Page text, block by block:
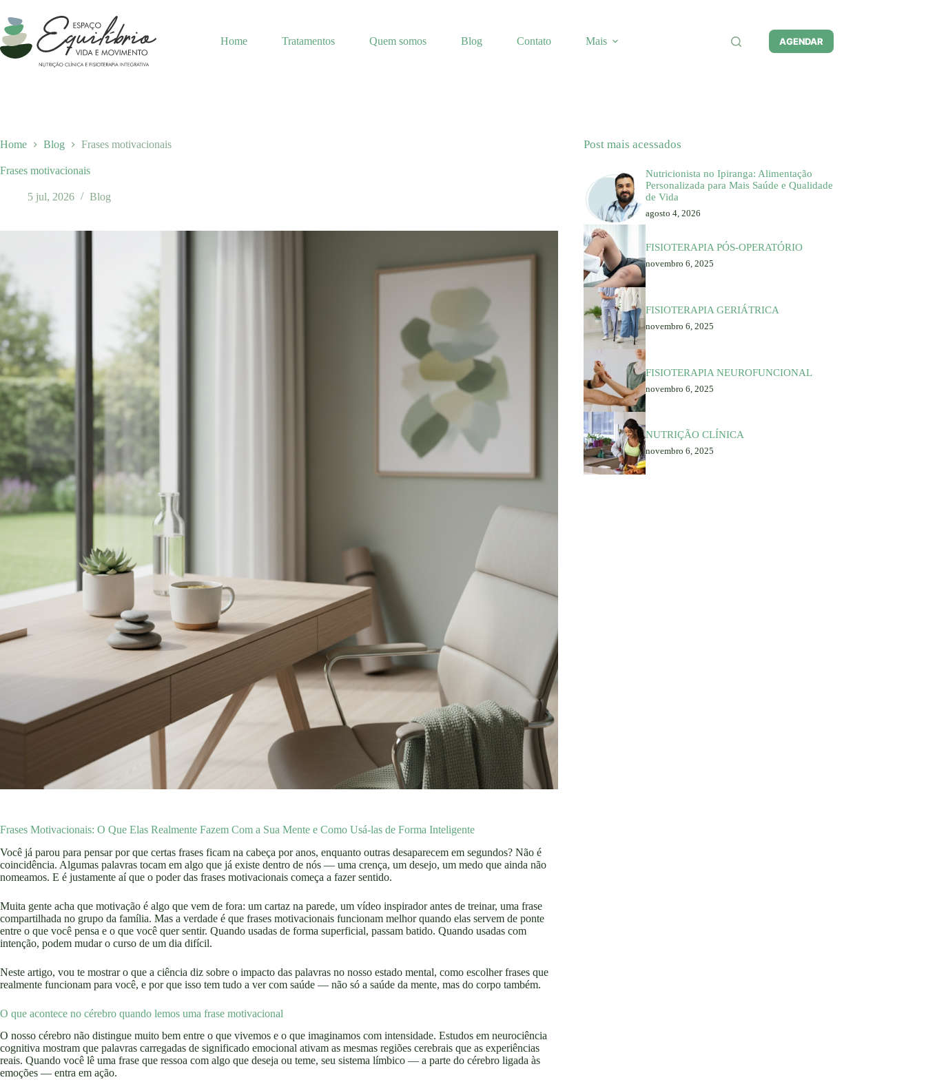
para
o
conteúdo
Home Tratamentos Quem somos Blog Contato Mais AGENDAR
Home Blog Frases motivacionais
Frases motivacionais
5 jul, 2026 Blog
Frases Motivacionais: O Que Elas Realmente Fazem Com a Sua Mente e Como Usá-las de Forma Inteligente
Você já parou para pensar por que certas frases ficam na cabeça por anos, enquanto outras desaparecem em segundos? Não é
coincidência. Algumas palavras tocam em algo que já existe dentro de nós — uma crença, um desejo, um medo que ainda não
nomeamos. E é justamente aí que o poder das frases motivacionais começa a fazer sentido.
Muita gente acha que motivação é algo que vem de fora: um cartaz na parede, um vídeo inspirador antes de treinar, uma frase
compartilhada no grupo da família. Mas a verdade é que frases motivacionais funcionam melhor quando elas servem de ponte
entre o que você pensa e o que você quer sentir. Quando usadas de forma superficial, passam batido. Quando usadas com
intenção, podem mudar o curso de um dia difícil.
Neste artigo, vou te mostrar o que a ciência diz sobre o impacto das palavras no nosso estado mental, como escolher frases que
realmente funcionam para você, e por que isso tem tudo a ver com saúde — não só a saúde da mente, mas do corpo também.
O que acontece no cérebro quando lemos uma frase motivacional
O nosso cérebro não distingue muito bem entre o que vivemos e o que imaginamos com intensidade. Estudos em neurociência
cognitiva mostram que palavras carregadas de significado emocional ativam as mesmas regiões cerebrais que as experiências
reais. Quando você lê uma frase que ressoa com algo que deseja ou teme, seu sistema límbico — a parte do cérebro ligada às
emoções — entra em ação.
Post mais acessados
Nutricionista no Ipiranga: Alimentação
Personalizada para Mais Saúde e Qualidade
de Vida
agosto 4, 2026
FISIOTERAPIA PÓS-OPERATÓRIO
novembro 6, 2025
FISIOTERAPIA GERIÁTRICA
novembro 6, 2025
FISIOTERAPIA NEUROFUNCIONAL
novembro 6, 2025
NUTRIÇÃO CLÍNICA
novembro 6, 2025